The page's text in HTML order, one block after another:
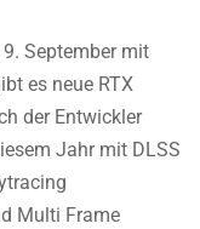
September mit
es neue RTX
der Entwickler
Jahr mit DLSS
Multi Frame